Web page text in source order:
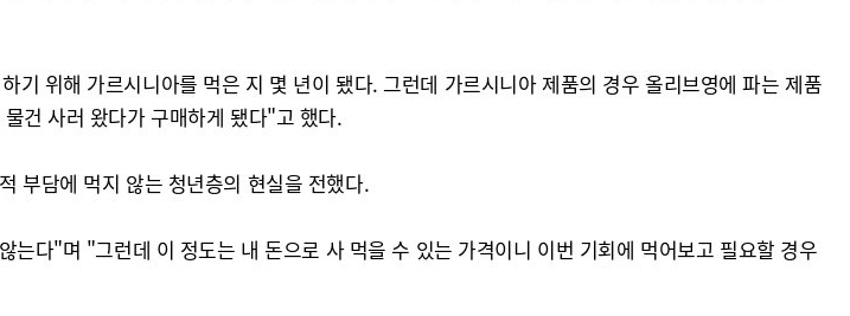
위해 가르시니아를 먹은 지 몇 년이 됐다. 그런데 가르시니아 제품의 경우 올리브영에 파는 제품
건 사러 왔다가 구매하게 됐다"고 했다.
부담에 먹지 않는 청년층의 현실을 전했다.
다"며 "그런데 이 정도는 내 돈으로 사 먹을 수 있는 가격이니 이번 기회에 먹어보고 필요할 경우